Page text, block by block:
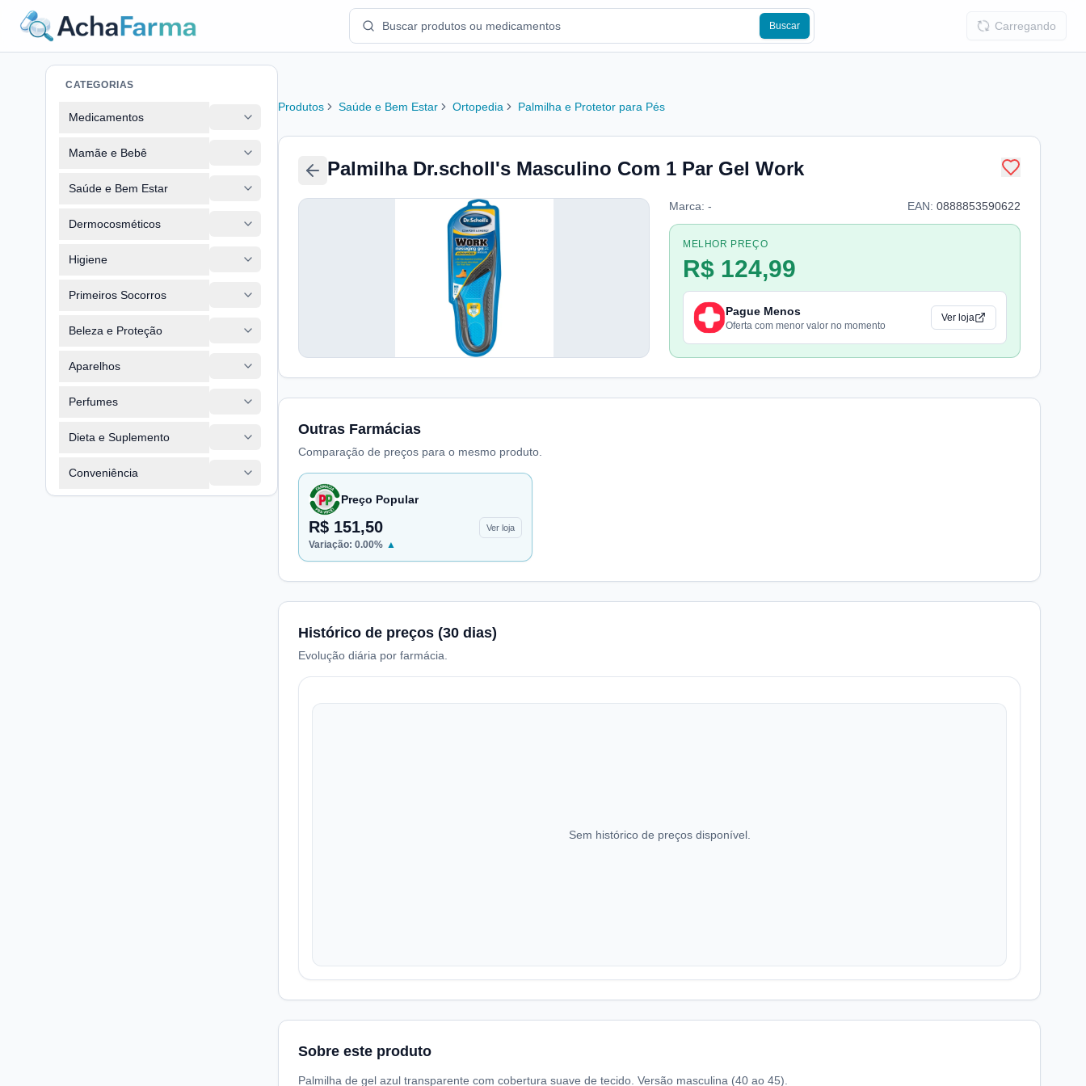
Buscar Carregando
CATEGORIAS
Medicamentos
Mamãe e Bebê
Saúde e Bem Estar
Dermocosméticos
Higiene
Primeiros Socorros
Beleza e Proteção
Aparelhos
Perfumes
Dieta e Suplemento
Conveniência
Produtos Saúde e Bem Estar Ortopedia Palmilha e Protetor para Pés
Palmilha Dr.scholl's Masculino Com 1 Par Gel Work
Marca: - EAN: 0888853590622
MELHOR PREÇO
R$ 124,99
Pague Menos
Oferta com menor valor no momento
Ver loja
Outras Farmácias
Comparação de preços para o mesmo produto.
Preço Popular
R$ 151,50 Ver loja
Variação: 0.00% ▲
Histórico de preços (30 dias)
Evolução diária por farmácia.
Sem histórico de preços disponível.
Sobre este produto
Palmilha de gel azul transparente com cobertura suave de tecido. Versão masculina (40 ao 45).